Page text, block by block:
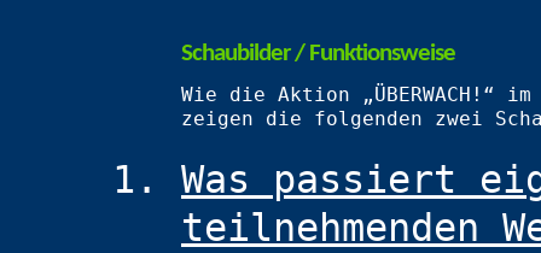
Schaubilder / Funktionsweise
Wie die Aktion
zeigen die folgenden zwei
Was passiert
teilnehmenden